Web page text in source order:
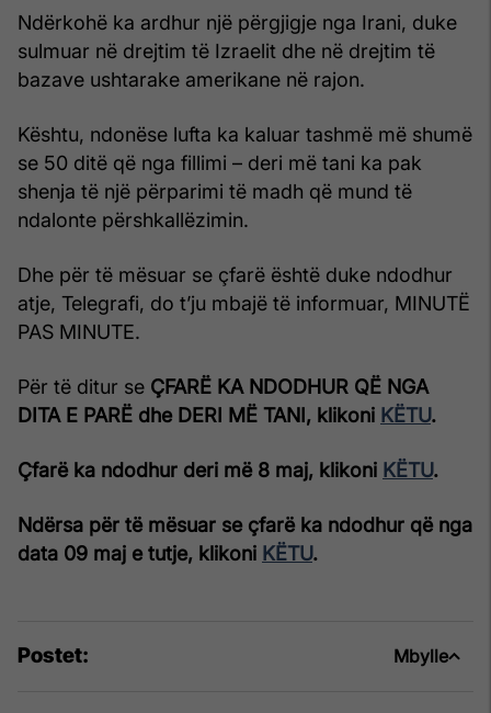
Ndërkohë ka ardhur një përgjigje nga Irani, duke
sulmuar në drejtim të Izraelit dhe në drejtim të
bazave ushtarake amerikane në rajon.
Kështu, ndonëse lufta ka kaluar tashmë më shumë
se 50 ditë që nga fillimi – deri më tani ka pak
shenja të një përparimi të madh që mund të
ndalonte përshkallëzimin.
Dhe për të mësuar se çfarë është duke ndodhur
atje, Telegrafi, do t’ju mbajë të informuar, MINUTË
PAS MINUTE.
Për të ditur se ÇFARË KA NDODHUR QË NGA
DITA E PARË dhe DERI MË TANI, klikoni KËTU.
Çfarë ka ndodhur deri më 8 maj, klikoni KËTU.
Ndërsa për të mësuar se çfarë ka ndodhur që nga
data 09 maj e tutje, klikoni KËTU.
Postet: Mbylle